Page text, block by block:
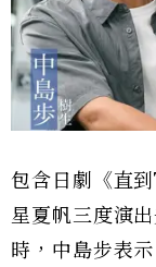
包含日劇《直
星夏帆三度演
時，中島步表